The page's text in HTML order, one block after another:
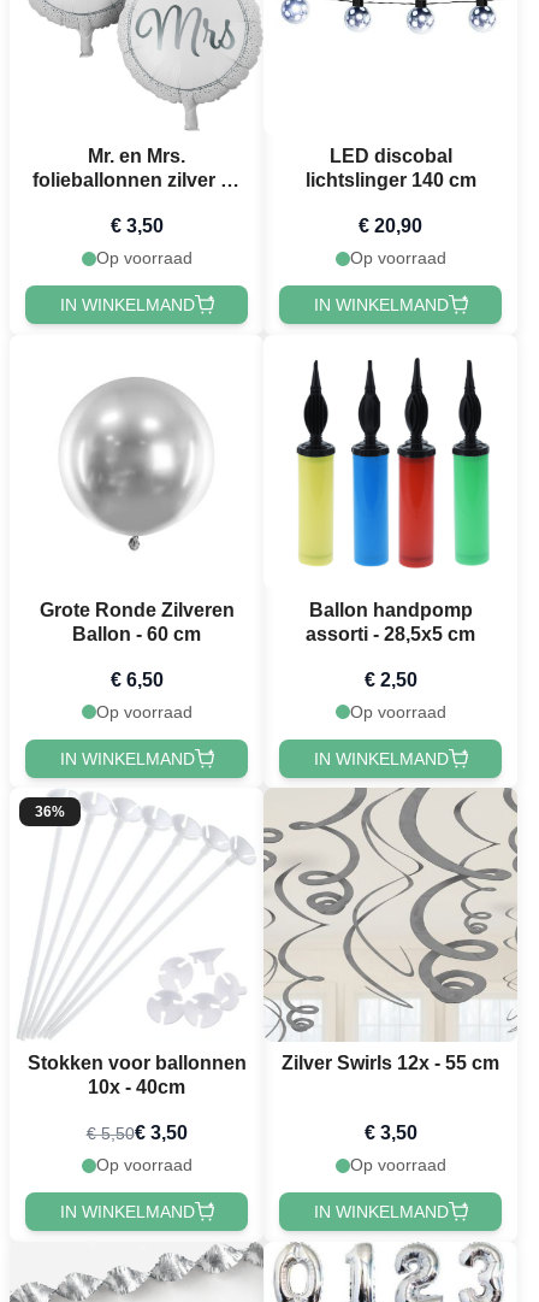
Mr. en Mrs.
folieballonnen zilver 14
€ 3,50
Op voorraad
IN WINKELMAND
LED discobal
lichtslinger 140 cm
€ 20,90
Op voorraad
IN WINKELMAND
Grote Ronde Zilveren
Ballon - 60 cm
€ 6,50
Op voorraad
IN WINKELMAND
Ballon handpomp
assorti - 28,5x5 cm
€ 2,50
Op voorraad
IN WINKELMAND
36%
Stokken voor ballonnen
10x - 40cm
€ 5,50€ 3,50
Op voorraad
IN WINKELMAND
Zilver Swirls 12x - 55 cm
€ 3,50
Op voorraad
IN WINKELMAND